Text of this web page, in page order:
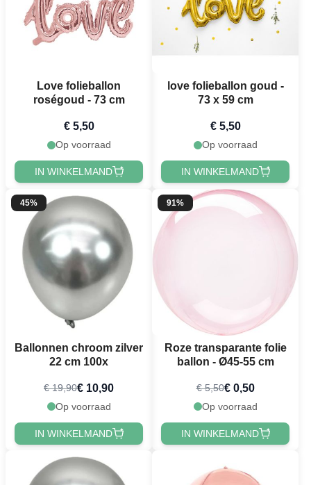
Love folieballon
roségoud - 73 cm
€ 5,50
Op voorraad
IN WINKELMAND
love folieballon goud -
73 x 59 cm
€ 5,50
Op voorraad
IN WINKELMAND
45%
Ballonnen chroom zilver
22 cm 100x
€ 19,90€ 10,90
Op voorraad
IN WINKELMAND
91%
Roze transparante folie
ballon - Ø45-55 cm
€ 5,50€ 0,50
Op voorraad
IN WINKELMAND